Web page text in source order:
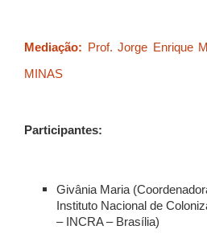
Mediação: Prof. Jorge Enrique
MINAS
Participantes:
Givânia Maria
Instituto Nacional de
– INCRA – Brasília)